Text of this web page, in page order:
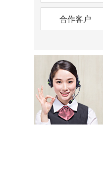
合作客户